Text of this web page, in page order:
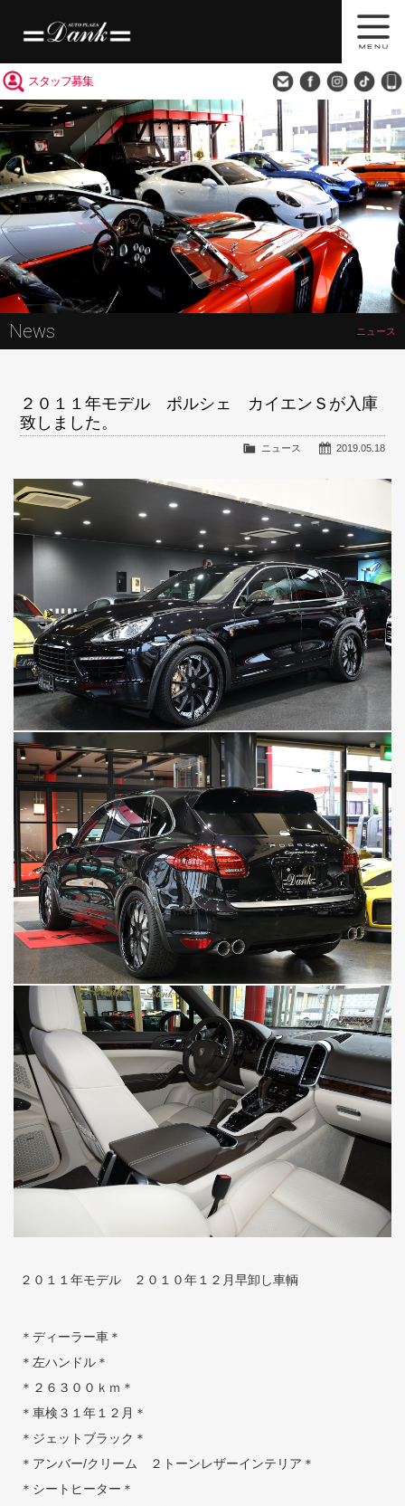
スタッフ募集
News ニュース
２０１１年モデル ポルシェ カイエンＳが入庫
致しました。
2019.05.18
ニュース
２０１１年モデル ２０１０年１２月早卸し車輌
＊ディーラー車＊
＊左ハンドル＊
＊２６３００ｋｍ＊
＊車検３１年１２月＊
＊ジェットブラック＊
＊アンバー/クリーム ２トーンレザーインテリア＊
＊シートヒーター＊